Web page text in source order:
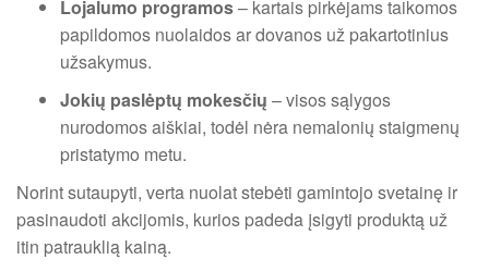
Lojalumo programos– kartais pirkėjams taikomos
papildomos nuolaidos ar dovanos už pakartotinius
užsakymus.
Jokių paslėptų mokesčių – visos sąlygos
nurodomos aiškiai, todėl nėra nemalonių staigmenų
pristatymo metu.
Norint sutaupyti, verta nuolat stebėti gamintojo svetainę ir
pasinaudoti akcijomis, kurios padeda įsigyti produktą už
itin patrauklią kainą.